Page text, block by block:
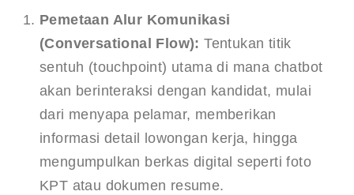
Pemetaan Alur Komunikasi
(Conversational Flow): Tentukan titik
sentuh (touchpoint) utama di mana chatbot
akan berinteraksi dengan kandidat, mulai
dari menyapa pelamar, memberikan
informasi detail lowongan kerja, hingga
mengumpulkan berkas digital seperti foto
KPT atau dokumen resume.